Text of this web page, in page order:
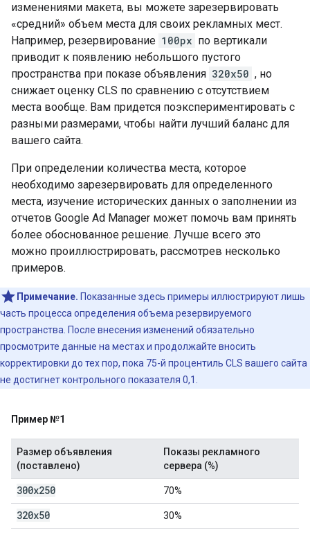
изменениями макета, вы можете зарезервировать
«средний» объем места для своих рекламных мест.
Например, резервирование 100px по вертикали
приводит к появлению небольшого пустого
пространства при показе объявления 320x50 , но
снижает оценку CLS по сравнению с отсутствием
места вообще. Вам придется поэкспериментировать с
разными размерами, чтобы найти лучший баланс для
вашего сайта.
При определении количества места, которое
необходимо зарезервировать для определенного
места, изучение исторических данных о заполнении из
отчетов Google Ad Manager может помочь вам принять
более обоснованное решение. Лучше всего это
можно проиллюстрировать, рассмотрев несколько
примеров.
Примечание. Показанные здесь примеры иллюстрируют лишь
часть процесса определения объема резервируемого
пространства. После внесения изменений обязательно
просмотрите данные на местах и ​​продолжайте вносить
корректировки до тех пор, пока 75-й процентиль CLS вашего сайта
не достигнет контрольного показателя 0,1.
Пример №1
Размер объявления
(поставлено)
Показы рекламного
сервера (%)
300x250 70%
320x50 30%